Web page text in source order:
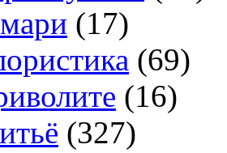
(17)
(69)
(16)
(327)